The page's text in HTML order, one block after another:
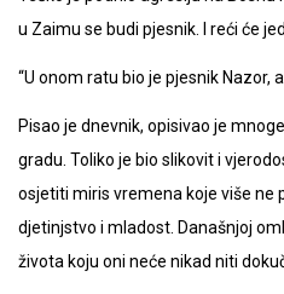
u Zaimu se budi pjesnik. I reći će
“U onom ratu bio je pjesnik Nazor,
Pisao je dnevnik, opisivao je
gradu. Toliko je bio slikovit i
osjetiti miris vremena koje više ne
djetinjstvo i mladost. Današnjoj
života koju oni neće nikad niti